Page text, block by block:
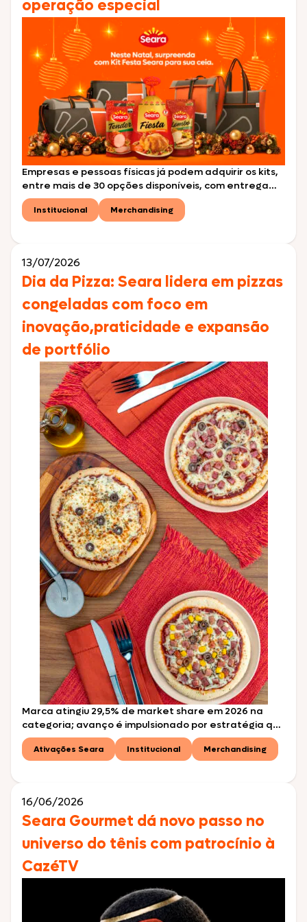
operação especial
Empresas e pessoas físicas já podem adquirir os kits,
entre mais de 30 opções disponíveis, com entrega
agendada para o final do ano São Paulo, julho de
2026 – A Seara iniciou oficialmente as vendas do Kit
Institucional Merchandising
13/07/2026
Dia da Pizza: Seara lidera em pizzas
congeladas com foco em
inovação,praticidade e expansão
de portfólio
Marca atingiu 29,5% de market share em 2026 na
categoria; avanço é impulsionado por estratégia que
combina pizzas para air fryer, versões tradicionais e
opções premium São Paulo, julho de 2026 – Em uma
Ativações Seara Institucional Merchandising
16/06/2026
Seara Gourmet dá novo passo no
universo do tênis com patrocínio à
CazéTV